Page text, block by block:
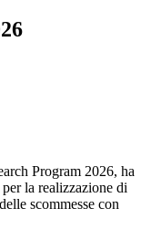
Program 2026, ha
per la realizzazione di
scommesse con